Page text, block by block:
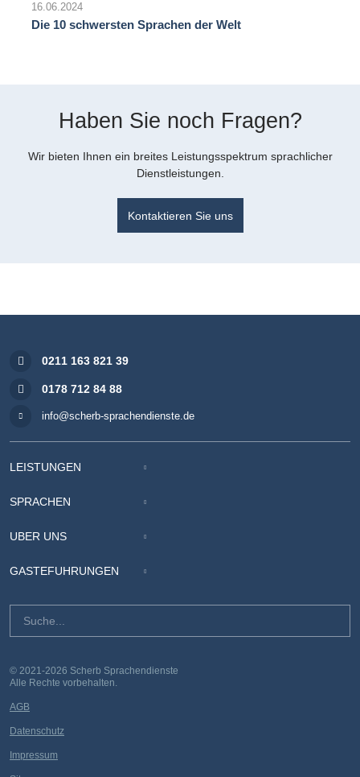
16.06.2024
Die 10 schwersten Sprachen der Welt
Haben Sie noch Fragen?
Wir bieten Ihnen ein breites Leistungsspektrum sprachlicher
Dienstleistungen.
Kontaktieren Sie uns
0211 163 821 39
0178 712 84 88
info@scherb-sprachendienste.de
LEISTUNGEN
SPRACHEN
ÜBER UNS
GÄSTEFÜHRUNGEN
© 2021-2026 Scherb Sprachendienste
Alle Rechte vorbehalten.
AGB
Datenschutz
Impressum